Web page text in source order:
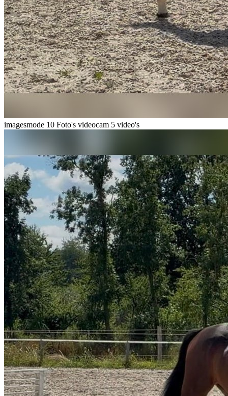
imagesmode 10 Foto's videocam 5 video's